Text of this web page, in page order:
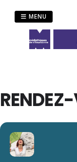
MENU